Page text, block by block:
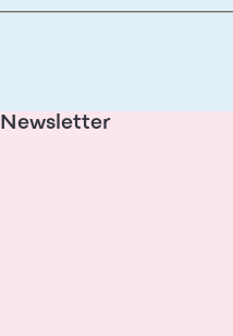
Newsletter